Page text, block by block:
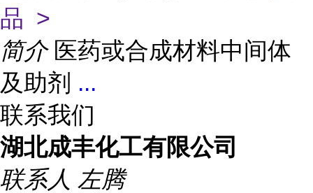
品 >
简介 医药或合成材料中间体
及助剂 ...
联系我们
湖北成丰化工有限公司
联系人 左腾